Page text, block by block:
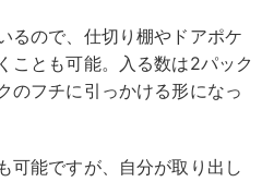
るので、仕切り棚やドアポケ
ことも可能。入る数は2パック
のフチに引っかける形になっ
可能ですが、自分が取り出し